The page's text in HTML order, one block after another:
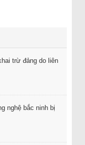
trừ đảng do liên
nghệ bắc ninh bị